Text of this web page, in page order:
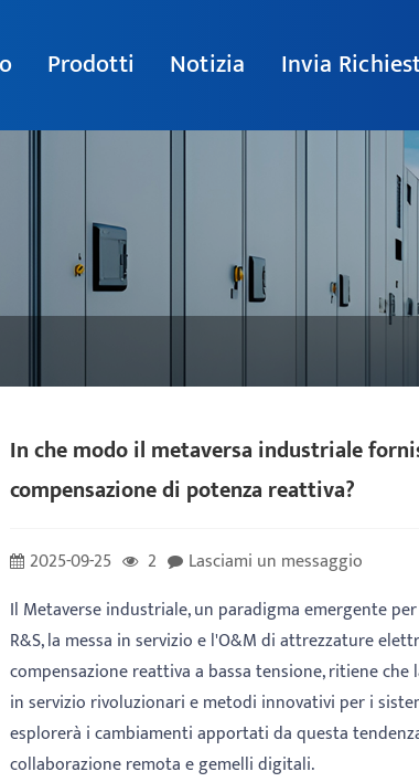
Prodotti Notizia Invia
In che modo il metaversa industriale
compensazione di potenza reattiva?
2025-09-25 2
Lasciami un messaggio
Il Metaverse industriale, un paradigma emergente
R&S, la messa in servizio e l'O&M di attrezzature
compensazione reattiva a bassa tensione, ritiene
in servizio rivoluzionari e metodi innovativi per i
esplorerà i cambiamenti apportati da questa
collaborazione remota e gemelli digitali.